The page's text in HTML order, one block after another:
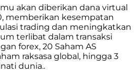
akan diberikan dana virtual
memberikan kesempatan
trading dan meningkatkan
terlibat dalam transaksi
forex, 20 Saham AS
raksasa global, hingga 3
dunia..